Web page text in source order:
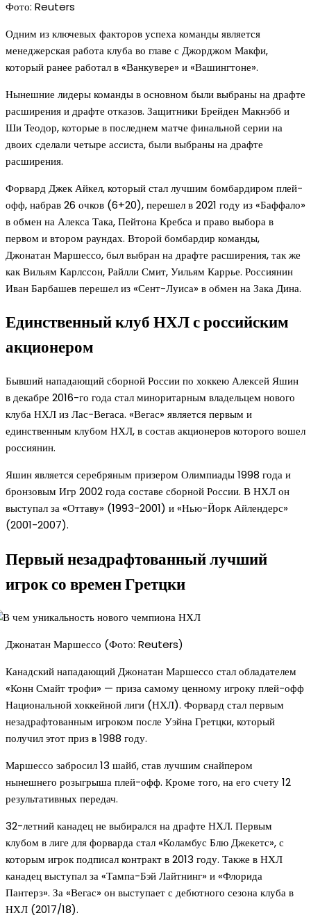
Фото: Reuters
Одним из ключевых факторов успеха команды является
менеджерская работа клуба во главе с Джорджом Макфи,
который ранее работал в «Ванкувере» и «Вашингтоне».
Нынешние лидеры команды в основном были выбраны на драфте
расширения и драфте отказов. Защитники Брейден Макнэбб и
Ши Теодор, которые в последнем матче финальной серии на
двоих сделали четыре ассиста, были выбраны на драфте
расширения.
Форвард Джек Айкел, который стал лучшим бомбардиром плей-
офф, набрав 26 очков (6+20), перешел в 2021 году из «Баффало»
в обмен на Алекса Така, Пейтона Кребса и право выбора в
первом и втором раундах. Второй бомбардир команды,
Джонатан Маршессо, был выбран на драфте расширения, так же
как Вильям Карлссон, Райлли Смит, Уильям Каррье. Россиянин
Иван Барбашев перешел из «Сент-Луиса» в обмен на Зака Дина.
Единственный клуб НХЛ с российским
акционером
Бывший нападающий сборной России по хоккею Алексей Яшин
в декабре 2016-го года стал миноритарным владельцем нового
клуба НХЛ из Лас-Вегаса. «Вегас» является первым и
единственным клубом НХЛ, в состав акционеров которого вошел
россиянин.
Яшин является серебряным призером Олимпиады 1998 года и
бронзовым Игр 2002 года составе сборной России. В НХЛ он
выступал за «Оттаву» (1993-2001) и «Нью-Йорк Айлендерс»
(2001-2007).
Первый незадрафтованный лучший
игрок со времен Гретцки
Джонатан Маршессо (Фото: Reuters)
Канадский нападающий Джонатан Маршессо стал обладателем
«Конн Смайт трофи» — приза самому ценному игроку плей-офф
Национальной хоккейной лиги (НХЛ). Форвард стал первым
незадрафтованным игроком после Уэйна Гретцки, который
получил этот приз в 1988 году.
Маршессо забросил 13 шайб, став лучшим снайпером
нынешнего розыгрыша плей-офф. Кроме того, на его счету 12
результативных передач.
32-летний канадец не выбирался на драфте НХЛ. Первым
клубом в лиге для форварда стал «Коламбус Блю Джекетс», с
которым игрок подписал контракт в 2013 году. Также в НХЛ
канадец выступал за «Тампа-Бэй Лайтнинг» и «Флорида
Пантерз». За «Вегас» он выступает с дебютного сезона клуба в
НХЛ (2017/18).